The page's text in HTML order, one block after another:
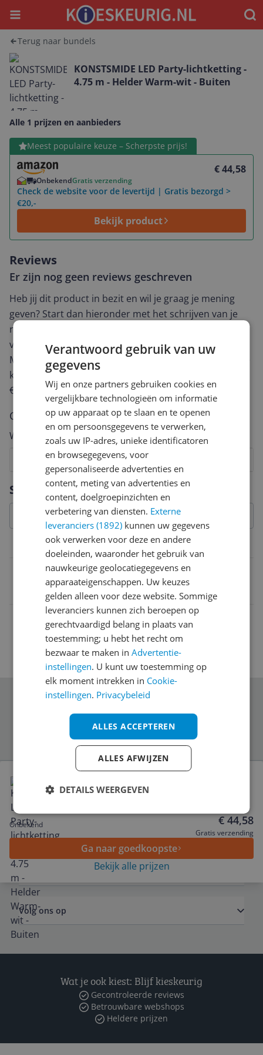
Menu
Terug naar bundels
KONSTSMIDE LED Party-lichtketting -
4.75 m - Helder Warm-wit - Buiten
Alle 1 prijzen en aanbieders
Meest populaire keuze – Scherpste prijs!
€ 44,58
OnbekendGratis verzending
Check de website voor de levertijd | Gratis bezorgd >
€20,-
Bekijk product
Bekijk product
Specificaties
Belangrijkste kenmerken
7318302374105
Reviews
Er zijn nog geen reviews geschreven
Heb jij dit product in bezit en wil je graag je mening
geven? Start dan hieronder met het schrijven van je
review. Afhankelijk van de details duurt het schrijven
van een review gemiddeld tussen de 3 en 10 minuten.
Met jouw mening help je andere bezoekers een betere
keuze te maken én maak je iedere maand kans op
€250,-!
Klik hier voor de actievoorwaarden.
Cijfer
Welk cijfer geef jij dit product?
6
5
4
3
2
Vraag 1 van 4
Helder Warm-wit - Buiten
Onbekend € 44,58
Gratis verzending
Ga naar goedkoopste
Bekijk alle prijzen
Schrijf je in voor onze nieuwsbrief
Service
Algemeen
Volg ons op
Wat je ook kiest: Blijf kieskeurig
Gecontroleerde reviews
Betrouwbare webshops
Heldere prijzen
Verantwoord gebruik van uw
gegevens
Wij en onze partners gebruiken cookies en
vergelijkbare technologieën om informatie
op uw apparaat op te slaan en te openen
en om persoonsgegevens te verwerken,
zoals uw IP-adres, unieke identificatoren
en browsegegevens, voor
gepersonaliseerde advertenties en
content, meting van advertenties en
content, doelgroepinzichten en
verbetering van diensten. Externe
leveranciers (1892) kunnen uw gegevens
ook verwerken voor deze en andere
doeleinden, waaronder het gebruik van
nauwkeurige geolocatiegegevens en
apparaateigenschappen. Uw keuzes
gelden alleen voor deze website. Sommige
leveranciers kunnen zich beroepen op
gerechtvaardigd belang in plaats van
toestemming; u hebt het recht om
bezwaar te maken inAdvertentie-
instellingen. U kunt uw toestemming op
elk moment intrekken in Cookie-
instellingen. Privacybeleid
ALLES ACCEPTEREN
ALLES AFWIJZEN
DETAILS WEERGEVEN